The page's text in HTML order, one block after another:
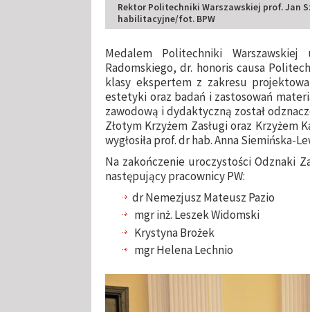
Rektor Politechniki Warszawskiej prof. Jan
habilitacyjne/fot. BPW
Medalem Politechniki
Radomskiego, dr. honoris causa
klasy ekspertem z zakresu
estetyki oraz badań i zastosowań
zawodową i dydaktyczną został
Złotym Krzyżem Zasługi oraz Krzyżem
wygłosiła prof. dr hab. Anna Siemińska-
Na zakończenie uroczystości Odznaki
następujący pracownicy PW:
dr Nemezjusz Mateusz Pazio
mgr inż. Leszek Widomski
Krystyna Brożek
mgr Helena Lechnio